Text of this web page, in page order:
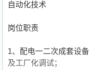
自动化技术
岗位职责
1、配电一二次成套设备
及工厂化调试；